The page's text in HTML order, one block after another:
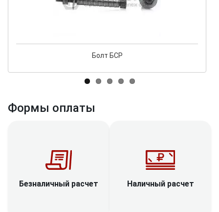
Болт БСР
Формы оплаты
Безналичный расчет Наличный расчет